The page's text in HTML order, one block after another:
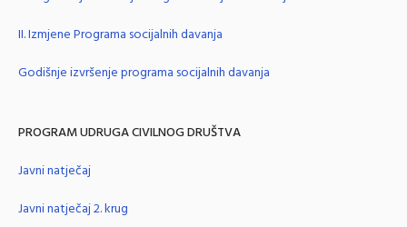
II. Izmjene Programa socijalnih davanja
Godišnje izvršenje programa socijalnih davanja
PROGRAM UDRUGA CIVILNOG DRUŠTVA
Javni natječaj
Javni natječaj 2. krug